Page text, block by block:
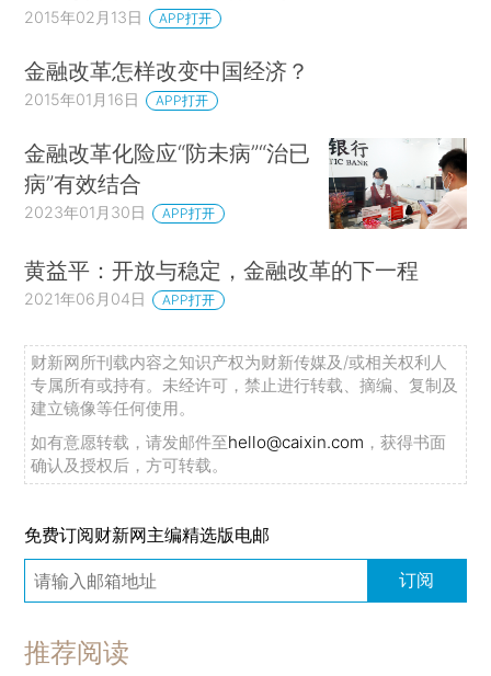
2015年02月13日 APP打开
金融改革怎样改变中国经济？
2015年01月16日 APP打开
金融改革化险应“防未病”“治已
病”有效结合
2023年01月30日 APP打开
黄益平：开放与稳定，金融改革的下一程
2021年06月04日 APP打开
财新网所刊载内容之知识产权为财新传媒及/或相关权利人
专属所有或持有。未经许可，禁止进行转载、摘编、复制及
建立镜像等任何使用。
如有意愿转载，请发邮件至hello@caixin.com ，获得书面
确认及授权后，方可转载。
免费订阅财新网主编精选版电邮
订阅
推荐阅读